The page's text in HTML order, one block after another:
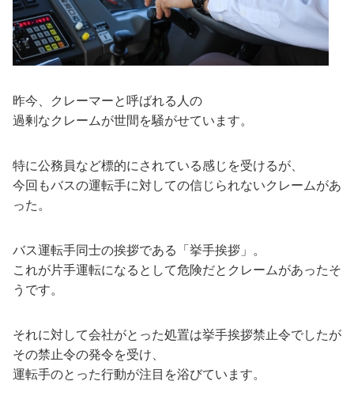
昨今、クレーマーと呼ばれる人の
過剰なクレームが世間を騒がせています。
特に公務員など標的にされている感じを受けるが、
今回もバスの運転手に対しての信じられないクレームがあ
った。
バス運転手同士の挨拶である「挙手挨拶」。
これが片手運転になるとして危険だとクレームがあったそ
うです。
それに対して会社がとった処置は挙手挨拶禁止令でしたが
その禁止令の発令を受け、
運転手のとった行動が注目を浴びています。